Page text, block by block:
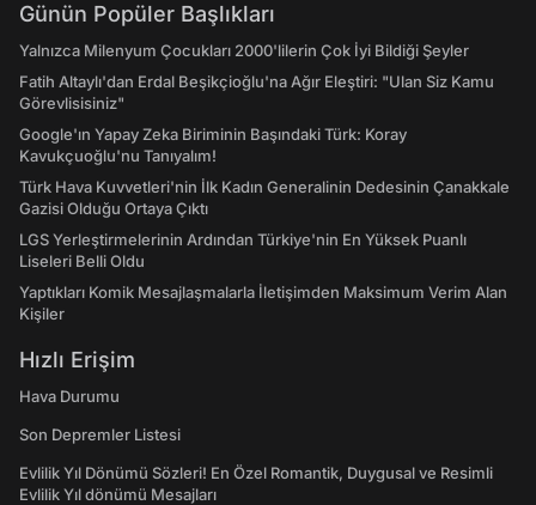
Günün Popüler Başlıkları
Yalnızca Milenyum Çocukları 2000'lilerin Çok İyi Bildiği Şeyler
Fatih Altaylı'dan Erdal Beşikçioğlu'na Ağır Eleştiri: "Ulan Siz Kamu
Görevlisisiniz"
Google'ın Yapay Zeka Biriminin Başındaki Türk: Koray
Kavukçuoğlu'nu Tanıyalım!
Türk Hava Kuvvetleri'nin İlk Kadın Generalinin Dedesinin Çanakkale
Gazisi Olduğu Ortaya Çıktı
LGS Yerleştirmelerinin Ardından Türkiye'nin En Yüksek Puanlı
Liseleri Belli Oldu
Yaptıkları Komik Mesajlaşmalarla İletişimden Maksimum Verim Alan
Kişiler
Hızlı Erişim
Hava Durumu
Son Depremler Listesi
Evlilik Yıl Dönümü Sözleri! En Özel Romantik, Duygusal ve Resimli
Evlilik Yıl dönümü Mesajları